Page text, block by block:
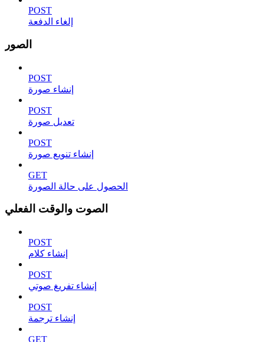
POST
إلغاء الدفعة
الصور
POST
إنشاء صورة
POST
تعديل صورة
POST
إنشاء تنويع صورة
GET
الحصول على حالة الصورة
الصوت والوقت الفعلي
POST
إنشاء كلام
POST
إنشاء تفريغ صوتي
POST
إنشاء ترجمة
GET